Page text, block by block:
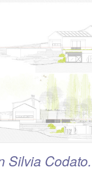
Silvia Codato.